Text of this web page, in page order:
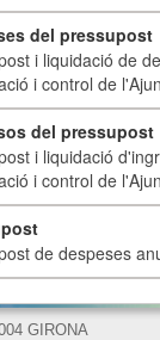
del pressupost
i liquidació de
i control de
del pressupost
i liquidació
i control de
de despeses
GIRONA